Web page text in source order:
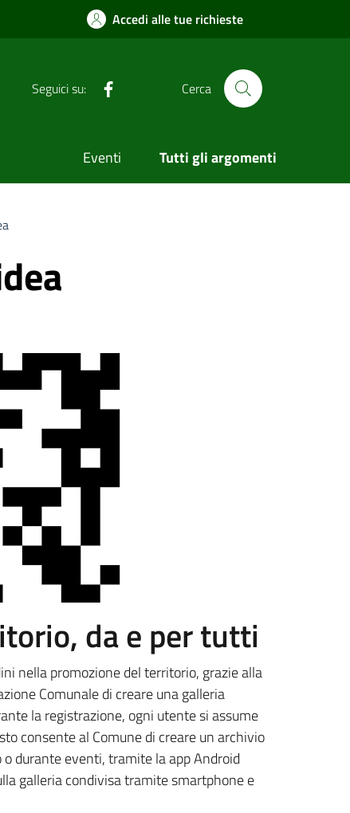
Accedi alle tue richieste
Seguici su: Cerca
Eventi Tutti gli argomenti
da e per tutti
nella promozione del territorio, grazie alla
Comunale di creare una galleria
la registrazione, ogni utente si assume
consente al Comune di creare un archivio
durante eventi, tramite la app Android
galleria condivisa tramite smartphone e